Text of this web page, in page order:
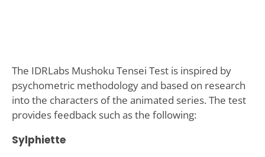
The IDRLabs Mushoku Tensei Test is inspired by
psychometric methodology and based on research
into the characters of the animated series. The test
provides feedback such as the following:
Sylphiette